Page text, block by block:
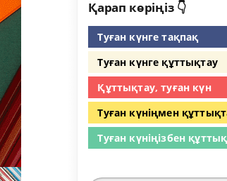
Қарап көріңіз 👇
Туған күнге тақпақ
Туған күнге құттықтау
Құттықтау, туған күн
Туған күніңмен
Туған күніңізбен